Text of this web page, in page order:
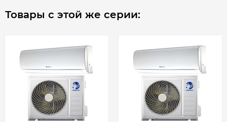
Режимы работы Охлаждение | обогрев
Altair Plus
Тип компрессора Инверторный
Тип кондиционера Сплит-система
Товары с этой же серии: